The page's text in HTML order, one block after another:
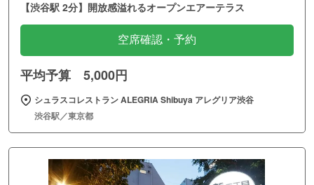
【渋谷駅 2分】開放感溢れるオープンエアーテラス
空席確認・予約
平均予算 5,000円
シュラスコレストラン ALEGRIA Shibuya アレグリア渋谷
渋谷駅／東京都